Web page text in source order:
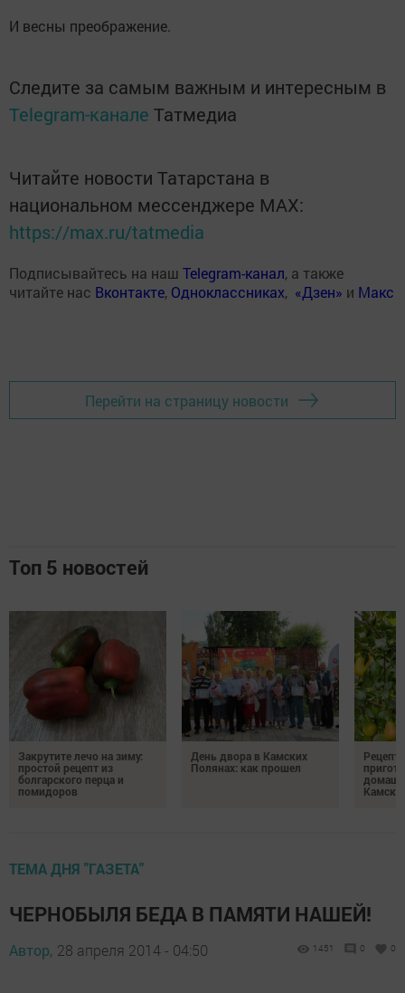
И весны преображение.
Следите за самым важным и интересным в
Telegram-канале Татмедиа
Читайте новости Татарстана в
национальном мессенджере MАХ:
https://max.ru/tatmedia
Подписывайтесь на наш Telegram-канал, а также
читайте нас Вконтакте, Одноклассниках, «Дзен» и Макс
Перейти на страницу новости
Топ 5 новостей
Закрутите лечо на зиму:
простой рецепт из
болгарского перца и
помидоров
День двора в Камских
Полянах: как прошел
ТЕМА ДНЯ "ГАЗЕТА"
ЧЕРНОБЫЛЯ БЕДА В ПАМЯТИ НАШЕЙ!
Автор, 28 апреля 2014 - 04:50 1451 0 0